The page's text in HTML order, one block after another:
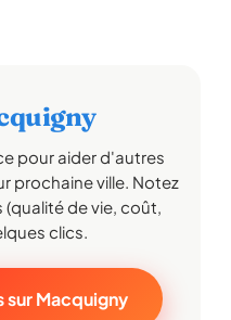
pour aider d'autres
prochaine ville. Notez
(qualité de vie, coût,
clics.
sur Macquigny